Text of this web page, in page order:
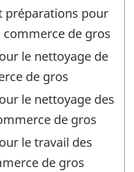
préparations pour
commerce de gros
le nettoyage de
de gros
le nettoyage des
de gros
le travail des
de gros